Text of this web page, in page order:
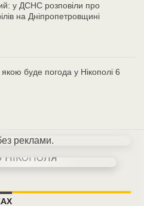
у ДСНС розповіли про
на Дніпропетровщині
буде погода у Нікополі 6